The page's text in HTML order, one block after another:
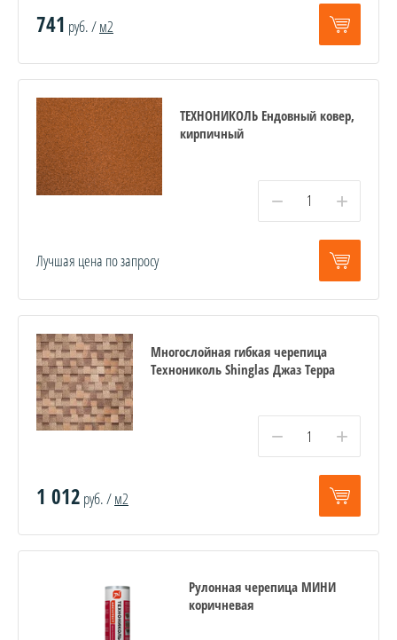
741 руб. /м2
ТЕХНОНИКОЛЬ Ендовный ковер,
кирпичный
− +
Лучшая цена по запросу
Многослойная гибкая черепица
Технониколь Shinglas Джаз Терра
− +
1 012 руб. /м2
Рулонная черепица МИНИ
коричневая